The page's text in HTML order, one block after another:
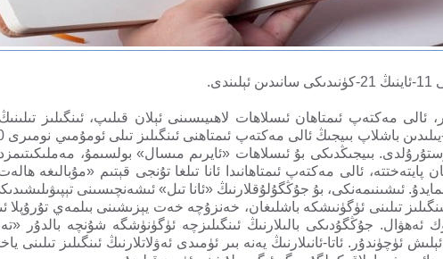
21-ئۆكتەبىر، ئالى مەكتەپ ئىمتاھان ئىسلاھات لاھىيىسىنى ئېلان قىلىپ، ئىنگىلىز
150 دىن 180 گە ئۆستۇرۇلدى. بىيجىڭدىكى بۇ ئىسلاھات «ئايرىم مىسال» بولسىمۇ،
پايتەختتە، ئالى مەكتەپ ئىمتاھانىدا ئانا تىلغا تۇنجى قېتىم «مۇبالىغە
ئىشىنىمەنكى، بۇ جۇڭگۇلۇقلارنىڭ «ئانا تىل» ئىشەنچىسىنى
ئەھۋال. جۇڭگۇدىكى بالىلارنىڭ ئىنگىلىزچە ئۈگۈنۈشگە شۇنچە بالدۇر
ئۈچۈندۇر. ئاتا-ئانىلارنىڭ يەنە بىر ئۈمىدى ئەۋلاتلارنىڭ ئىنگىلىز